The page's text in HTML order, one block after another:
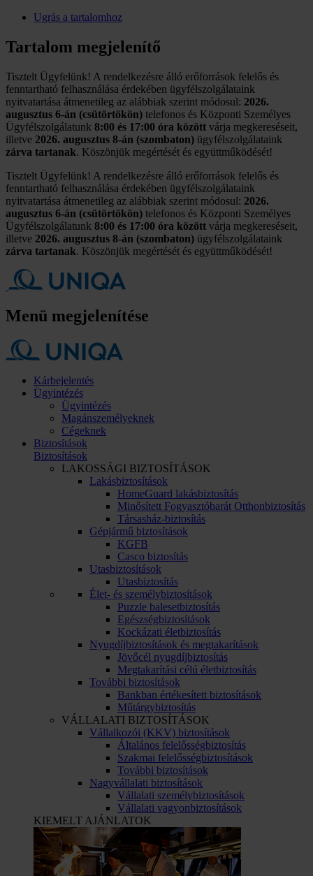
Ugrás a tartalomhoz
Tartalom megjelenítő
Tisztelt Ügyfelünk! A rendelkezésre álló erőforrások felelős és
fenntartható felhasználása érdekében ügyfélszolgálataink
nyitvatartása átmenetileg az alábbiak szerint módosul: 2026.
augusztus 6-án (csütörtökön) telefonos és Központi Személyes
Ügyfélszolgálatunk 8:00 és 17:00 óra között várja megkereséseit,
illetve 2026. augusztus 8-án (szombaton) ügyfélszolgálataink
zárva tartanak. Köszönjük megértését és együttműködését!
Tisztelt Ügyfelünk! A rendelkezésre álló erőforrások felelős és
fenntartható felhasználása érdekében ügyfélszolgálataink
nyitvatartása átmenetileg az alábbiak szerint módosul: 2026.
augusztus 6-án (csütörtökön) telefonos és Központi Személyes
Ügyfélszolgálatunk 8:00 és 17:00 óra között várja megkereséseit,
illetve 2026. augusztus 8-án (szombaton) ügyfélszolgálataink
zárva tartanak. Köszönjük megértését és együttműködését!
Menü megjelenítése
Kárbejelentés
Ügyintézés
Ügyintézés
Magánszemélyeknek
Cégeknek
Biztosítások
Biztosítások
LAKOSSÁGI BIZTOSÍTÁSOK
Lakásbiztosítások
HomeGuard lakásbiztosítás
Minősített Fogyasztóbarát Otthonbiztosítás
Társasház-biztosítás
Gépjármű biztosítások
KGFB
Casco biztosítás
Utasbiztosítások
Utasbiztosítás
Élet- és személybiztosítások
Puzzle balesetbiztosítás
Egészségbiztosítások
Kockázati életbiztosítás
Nyugdíjbiztosítások és megtakarítások
Jövőcél nyugdíjbiztosítás
Megtakarítási célú életbiztosítás
További biztosítások
Bankban értékesített biztosítások
Műtárgybiztosítás
VÁLLALATI BIZTOSÍTÁSOK
Vállalkozói (KKV) biztosítások
Általános felelősségbiztosítás
Szakmai felelősségbiztosítások
További biztosítások
Nagyvállalati biztosítások
Vállalati személybiztosítások
Vállalati vagyonbiztosítások
KIEMELT AJÁNLATOK